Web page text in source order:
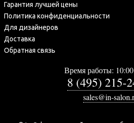
Гарантия лучшей цены
Политика конфиденциальности
Для дизайнеров
Доставка
Обратная связь
Время работы:
8 (495) 215-
sales@in-